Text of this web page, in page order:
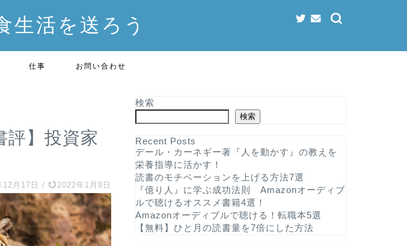
生活を送ろう
仕事 お問い合わせ
評】投資家
12月17日 / 2022年1月9日
検索
検索
Recent Posts
デール・カーネギー著『人を動かす』の教えを
栄養指導に活かす！
読書のモチベーションを上げる方法7選
『億り人』に学ぶ成功法則 Amazonオーディブ
ルで聴けるオススメ書籍4選！
Amazonオーディブルで聴ける！転職本5選
【無料】ひと月の読書量を7倍にした方法